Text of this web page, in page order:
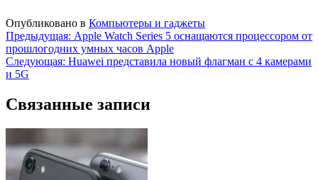
Опубликовано в Компьютеры и гаджеты
Навигация
по
записям
Предыдущая: Apple Watch Series 5 оснащаются процессором от
прошлогодних умных часов Apple
Следующая: Huawei представила новый флагман с 4 камерами
и 5G
Связанные записи